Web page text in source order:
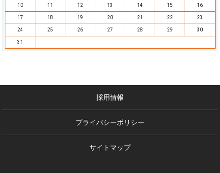
10 11 12 13 14 15 16
17 18 19 20 21 22 23
24 25 26 27 28 29 30
31
採用情報
プライバシーポリシー
サイトマップ